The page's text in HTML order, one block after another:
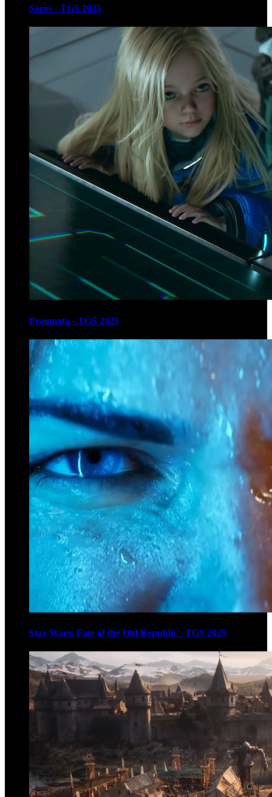
Saros - TGS 2025
Pragmata - TGS 2025
Star Wars: Fate of the Old Republic - TGS 2025